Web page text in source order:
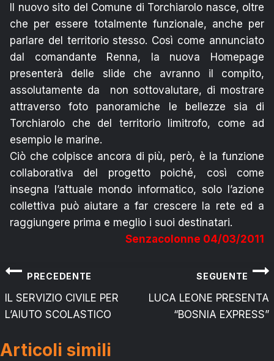
Il nuovo sito del Comune di Torchiarolo nasce, oltre
che per essere totalmente funzionale, anche per
parlare del territorio stesso. Così come annunciato
dal comandante Renna, la nuova Homepage
presenterà delle slide che avranno il compito,
assolutamente da non sottovalutare, di mostrare
attraverso foto panoramiche le bellezze sia di
Torchiarolo che del territorio limitrofo, come ad
esempio le marine.
Ciò che colpisce ancora di più, però, è la funzione
collaborativa del progetto poiché, così come
insegna l’attuale mondo informatico, solo l’azione
collettiva può aiutare a far crescere la rete ed a
raggiungere prima e meglio i suoi destinatari.
Senzacolonne 04/03/2011
Navigazione
articoli
PRECEDENTE
IL SERVIZIO CIVILE PER
L’AIUTO SCOLASTICO
SEGUENTE
LUCA LEONE PRESENTA
“BOSNIA EXPRESS”
Articoli simili